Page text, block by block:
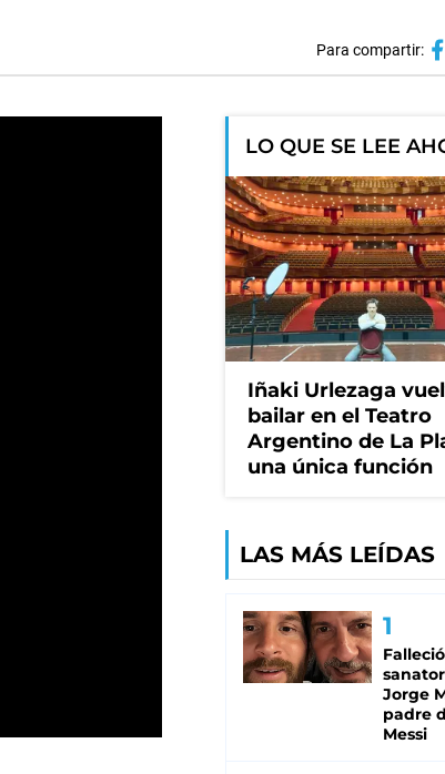
Para compartir:
LO QUE SE LEE
Iñaki Urlezaga
bailar en el Teatro
Argentino de La
una única función
LAS MÁS LEÍDAS
Jorge
padre
Messi